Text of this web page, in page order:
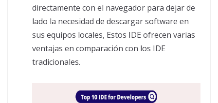
directamente con el navegador para dejar de
lado la necesidad de descargar software en
sus equipos locales, Estos IDE ofrecen varias
ventajas en comparación con los IDE
tradicionales.